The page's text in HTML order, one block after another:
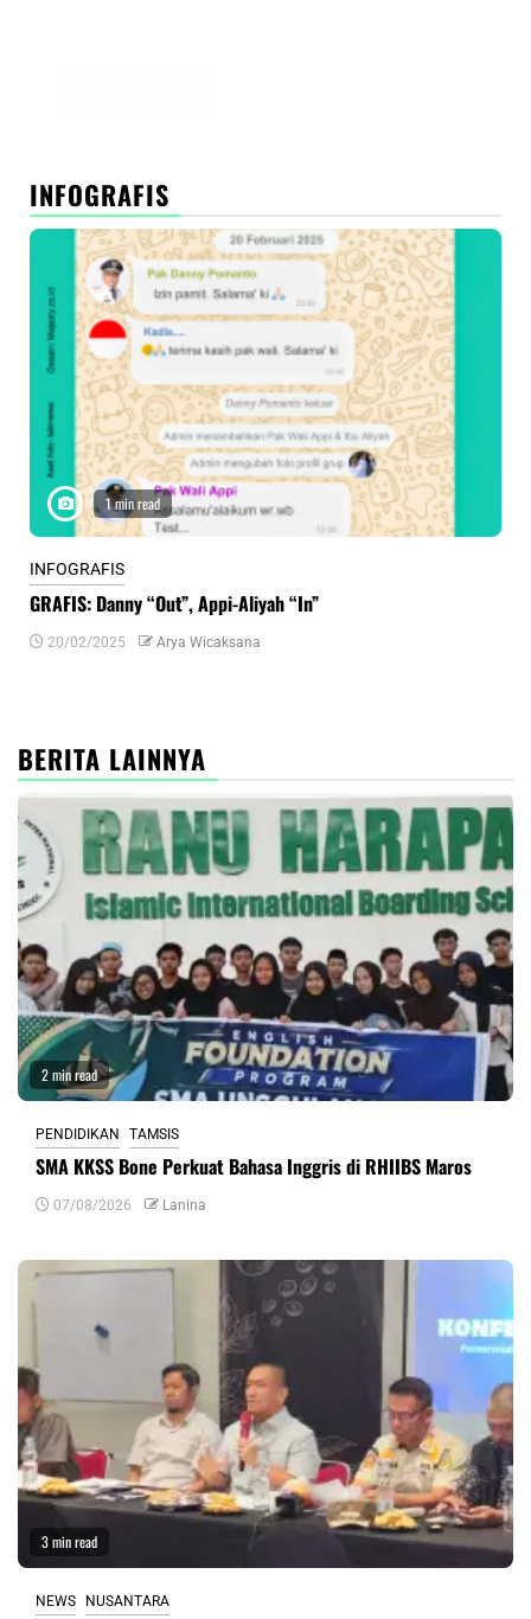
INFOGRAFIS
1 min read
INFOGRAFIS
GRAFIS: Danny “Out”, Appi-Aliyah “In”
20/02/2025 Arya Wicaksana
BERITA LAINNYA
2 min read
PENDIDIKAN TAMSIS
SMA KKSS Bone Perkuat Bahasa Inggris di RHIIBS Maros
07/08/2026 Lanina
3 min read
NEWS NUSANTARA